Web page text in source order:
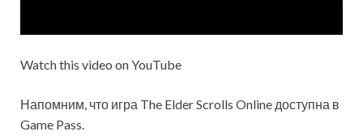
Watch this video on YouTube
Напомним, что игра The Elder Scrolls Online доступна в
Game Pass.